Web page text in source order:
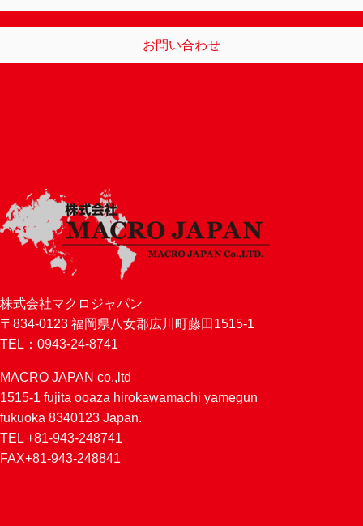
お問い合わせ
株式会社マクロジャパン
〒834-0123 福岡県八女郡広川町藤田1515-1
TEL：0943-24-8741
MACRO JAPAN co.,ltd
1515-1 fujita ooaza hirokawamachi yamegun
fukuoka 8340123 Japan.
TEL +81-943-248741
FAX+81-943-248841